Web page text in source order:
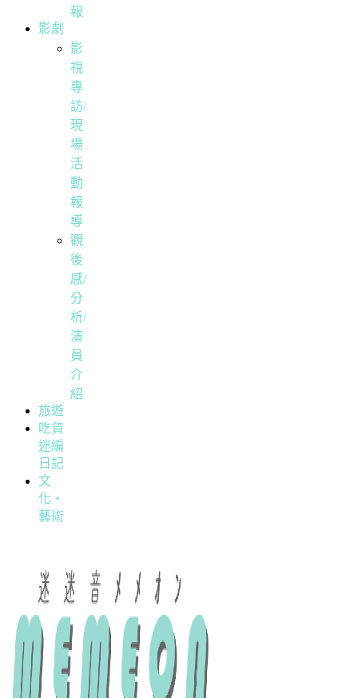
報
影劇
影
視
專
訪/
現
場
活
動
報
導
觀
後
感/
分
析/
演
員
介
紹
旅遊
吃貨
迷編
日記
文
化・
藝術